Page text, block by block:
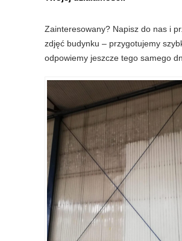
Zainteresowany? Napisz do nas i
zdjęć budynku – przygotujemy
odpowiemy jeszcze tego samego